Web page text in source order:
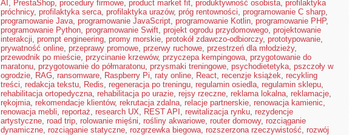
AI , PrestaShop, procedury firmowe, product market fit, produktywność osobista, profilaktyka
próchnicy, profilaktyka serca, profilaktyka urazów, próg rentowności, programowanie C sharp,
programowanie Java, programowanie JavaScript, programowanie Kotlin, programowanie PHP,
programowanie Python, programowanie Swift, projekt ogrodu przydomowego, projektowanie
interakcji, prompt engineering, promy morskie, protokół zdawczo-odbiorczy, prototypowanie,
prywatność online, przeprawy promowe, przerwy ruchowe, przestrzeń dla młodzieży,
przewodnik po mieście, przycinanie krzewów, przyczepa kempingowa, przygotowanie do
maratonu, przygotowanie do półmaratonu, przysmaki treningowe, psychodietetyka, pszczoły w
ogrodzie, RAG, ransomware, Raspberry Pi, raty online, React, recenzje książek, recykling
treści, redakcja tekstu, Redis, regeneracja po treningu, regulamin osiedla, regulamin sklepu,
rehabilitacja ortopedyczna, rehabilitacja po urazie, rejsy rzeczne, reklama lokalna, reklamacje,
rękojmia, rekomendacje klientów, rekrutacja zdalna, relacje partnerskie, renowacja kamienic,
renowacja mebli, reportaż, research UX, REST API , rewitalizacja rynku, rezydencje
artystyczne, road trip, rolowanie mięśni, rośliny akwariowe, router domowy, rozciąganie
dynamiczne, rozciąganie statyczne, rozgrzewka biegowa, rozszerzona rzeczywistość, rozwój